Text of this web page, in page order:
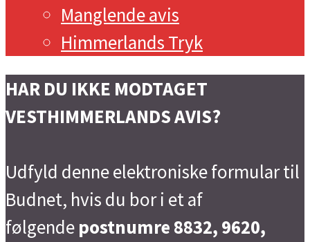
Manglende avis
Himmerlands Tryk
HAR DU IKKE MODTAGET
VESTHIMMERLANDS AVIS?
Udfyld denne elektroniske formular til
Budnet, hvis du bor i et af
følgende postnumre 8832, 9620,